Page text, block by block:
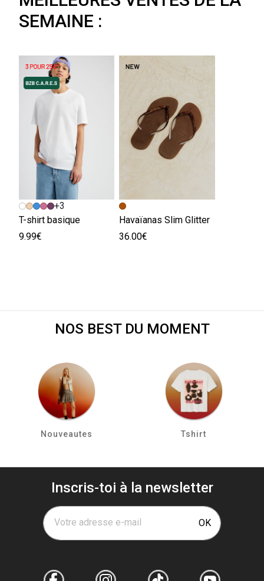
SEMAINE :
+3
T-shirt basique
9.99€
Havaïanas Slim Glitter
36.00€
NOS BEST DU MOMENT
Nouveautes Tshirt
Inscris-toi à la newsletter
Votre adresse e-mail OK